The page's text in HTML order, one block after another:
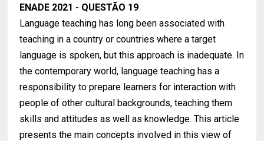
ENADE 2021 - QUESTÃO 19
Language teaching has long been associated with
teaching in a country or countries where a target
language is spoken, but this approach is inadequate. In
the contemporary world, language teaching has a
responsibility to prepare learners for interaction with
people of other cultural backgrounds, teaching them
skills and attitudes as well as knowledge. This article
presents the main concepts involved in this view of